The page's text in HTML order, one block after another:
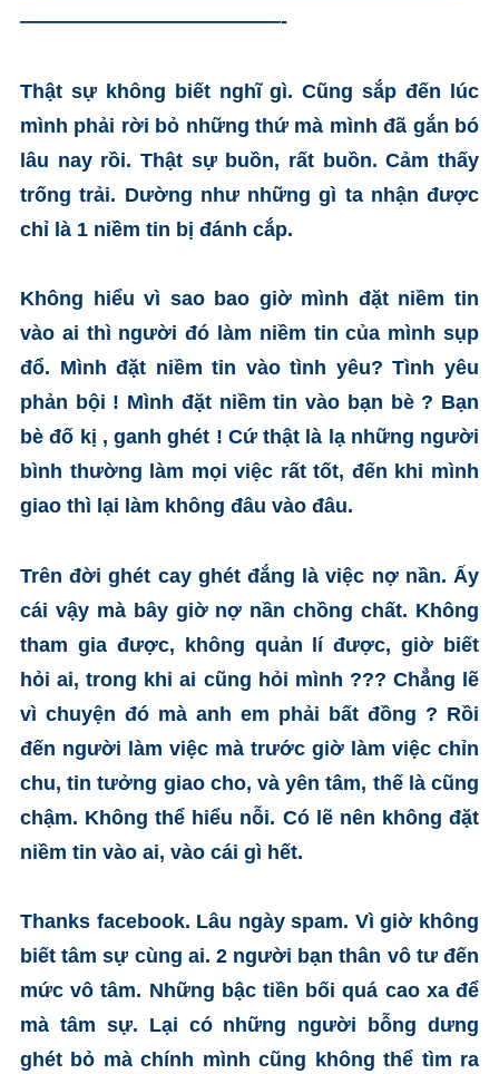
—————————————-
Thật sự không biết nghĩ gì. Cũng sắp đến lúc
mình phải rời bỏ những thứ mà mình đã gắn bó
lâu nay rồi. Thật sự buồn, rất buồn. Cảm thấy
trống trải. Dường như những gì ta nhận được
chỉ là 1 niềm tin bị đánh cắp.
Không hiểu vì sao bao giờ mình đặt niềm tin
vào ai thì người đó làm niềm tin của mình sụp
đổ. Mình đặt niềm tin vào tình yêu? Tình yêu
phản bội ! Mình đặt niềm tin vào bạn bè ? Bạn
bè đố kị , ganh ghét ! Cứ thật là lạ những người
bình thường làm mọi việc rất tốt, đến khi mình
giao thì lại làm không đâu vào đâu.
Trên đời ghét cay ghét đắng là việc nợ nần. Ấy
cái vậy mà bây giờ nợ nần chồng chất. Không
tham gia được, không quản lí được, giờ biết
hỏi ai, trong khi ai cũng hỏi mình ??? Chẳng lẽ
vì chuyện đó mà anh em phải bất đồng ? Rồi
đến người làm việc mà trước giờ làm việc chỉn
chu, tin tưởng giao cho, và yên tâm, thế là cũng
chậm. Không thể hiểu nỗi. Có lẽ nên không đặt
niềm tin vào ai, vào cái gì hết.
Thanks facebook. Lâu ngày spam. Vì giờ không
biết tâm sự cùng ai. 2 người bạn thân vô tư đến
mức vô tâm. Những bậc tiền bối quá cao xa để
mà tâm sự. Lại có những người bỗng dưng
ghét bỏ mà chính mình cũng không thể tìm ra